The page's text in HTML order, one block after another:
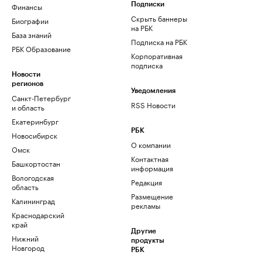
Финансы
Биографии
База знаний
РБК Образование
Новости
регионов
Санкт-Петербург
и область
Екатеринбург
Новосибирск
Омск
Башкортостан
Вологодская
область
Калининград
Краснодарский
край
Нижний
Новгород
Подписки
Скрыть баннеры
на РБК
Подписка на РБК
Корпоративная
подписка
Уведомления
RSS Новости
РБК
О компании
Контактная
информация
Редакция
Размещение
рекламы
Другие
продукты
РБК